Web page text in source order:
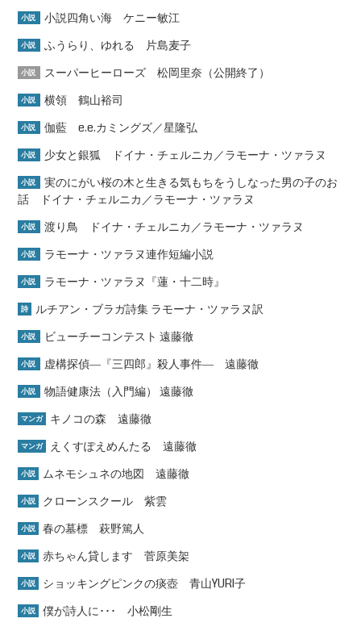
小説 小説四角い海 ケニー敏江
小説 ふうらり、ゆれる 片島麦子
小説 スーパーヒーローズ 松岡里奈（公開終了）
小説 横領 鶴山裕司
小説 伽藍 e.e.カミングズ／星隆弘
小説 少女と銀狐 ドイナ・チェルニカ／ラモーナ・ツァラヌ
小説
実のにがい桜の木と生きる気もちをうしなった男の子のお
話 ドイナ・チェルニカ／ラモーナ・ツァラヌ
小説 渡り鳥 ドイナ・チェルニカ／ラモーナ・ツァラヌ
小説 ラモーナ・ツァラヌ連作短編小説
小説 ラモーナ・ツァラヌ『蓮・十二時』
詩 ルチアン・ブラガ詩集 ラモーナ・ツァラヌ訳
小説 ビューチーコンテスト 遠藤徹
小説 虚構探偵―『三四郎』殺人事件― 遠藤徹
小説 物語健康法（入門編） 遠藤徹
マンガ キノコの森 遠藤徹
マンガ えくすぽえめんたる 遠藤徹
小説 ムネモシュネの地図 遠藤徹
小説 クローンスクール 紫雲
小説 春の墓標 萩野篤人
小説 赤ちゃん貸します 菅原美架
小説 ショッキングピンクの痰壺 青山YURI子
小説 僕が詩人に･･･ 小松剛生